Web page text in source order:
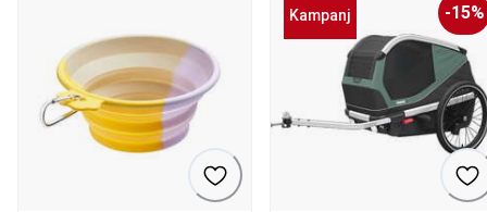
Kampanj -15%